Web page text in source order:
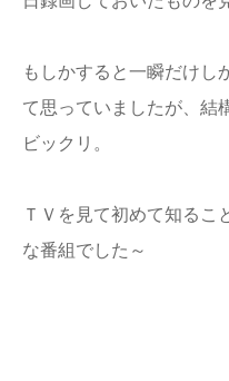
もしかすると一瞬だけ
て思っていましたが、結
ビックリ。
ＴＶを見て初めて知るこ
な番組でした～